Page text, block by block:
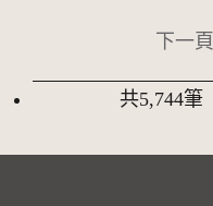
下一頁
共5,744筆